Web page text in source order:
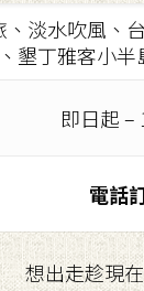
、淡水吹風、
墾丁雅客小
即日起 –
電話
想出走趁現